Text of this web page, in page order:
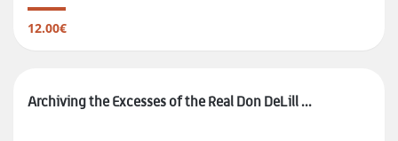
12.00€
Archiving the Excesses of the Real Don DeLill ...